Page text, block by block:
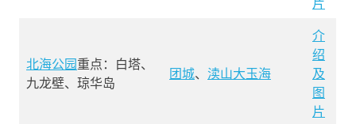
北海公园重点：白塔、
九龙壁、琼华岛
团城、 渎山大玉海
介
绍
及
图
片